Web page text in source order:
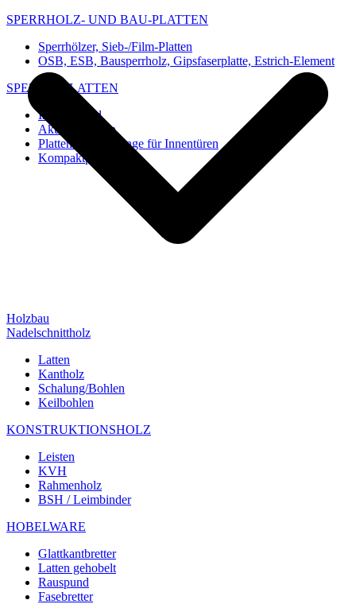
SPERRHOLZ- UND BAU-PLATTEN
Sperrhölzer, Sieb-/Film-Platten
OSB, ESB, Bausperrholz, Gipsfaserplatte, Estrich-Element
SPEZIAL-PLATTEN
Imi-Verbund
Akustik-Platten
Platten und Rohlinge für Innentüren
Kompaktplatten
Holzbau
Nadelschnittholz
Latten
Kantholz
Schalung/Bohlen
Keilbohlen
KONSTRUKTIONSHOLZ
Leisten
KVH
Rahmenholz
BSH / Leimbinder
HOBELWARE
Glattkantbretter
Latten gehobelt
Rauspund
Fasebretter